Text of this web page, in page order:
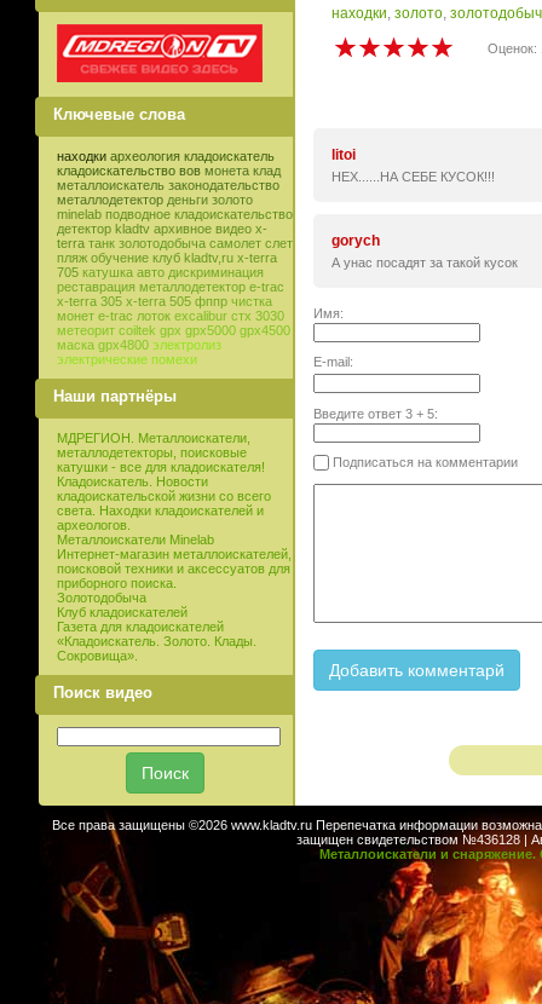
Ключевые слова
находки археология кладоискатель
кладоискательство вов монета клад
металлоискатель законодательство
металлодетектор деньги золото
minelab подводное кладоискательство
детектор kladtv архивное видео x-
terra танк золотодобыча самолет слет
пляж обучение клуб kladtv,ru x-terra
705 катушка авто дискриминация
реставрация металлодетектор e-trac
x-terra 305 x-terra 505 фппр чистка
монет e-trac лоток excalibur стх 3030
метеорит coiltek gpx gpx5000 gpx4500
маска gpx4800 электролиз
электрические помехи
Наши партнёры
МДРЕГИОН. Металлоискатели,
металлодетекторы, поисковые
катушки - все для кладоискателя!
Кладоискатель. Новости
кладоискательской жизни со всего
света. Находки кладоискателей и
археологов.
Металлоискатели Minelab
Интернет-магазин металлоискателей,
поисковой техники и аксессуатов для
приборного поиска.
Золотодобыча
Клуб кладоискателей
Газета для кладоискателей
«Кладоискатель. Золото. Клады.
Сокровища».
Поиск видео
находки, золото,
Оценок:
litoi
НЕХ......НА СЕБЕ КУСОК!!!
gorych
А унас посадят за такой кусок
Имя:
E-mail:
Введите ответ 3+ 5:
Подписаться на комментарии
Все права защищены ©2026 www.kladtv.ru Перепечатка информации возможна
защищен свидетельством №436128 |
Металлоискатели и